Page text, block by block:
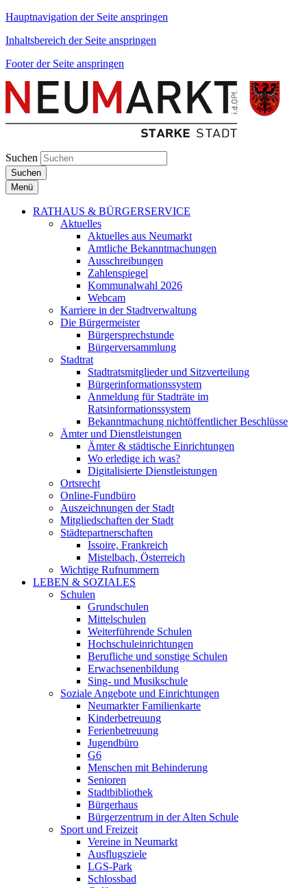
Hauptnavigation der Seite anspringen
Inhaltsbereich der Seite anspringen
Footer der Seite anspringen
Suchen
Suchen
Menü
RATHAUS & BÜRGERSERVICE
Aktuelles
Aktuelles aus Neumarkt
Amtliche Bekanntmachungen
Ausschreibungen
Zahlenspiegel
Kommunalwahl 2026
Webcam
Karriere in der Stadtverwaltung
Die Bürgermeister
Bürgersprechstunde
Bürgerversammlung
Stadtrat
Stadtratsmitglieder und Sitzverteilung
Bürgerinformationssystem
Anmeldung für Stadträte im
Ratsinformationssystem
Bekanntmachung nichtöffentlicher Beschlüsse
Ämter und Dienstleistungen
Ämter & städtische Einrichtungen
Wo erledige ich was?
Digitalisierte Dienstleistungen
Ortsrecht
Online-Fundbüro
Auszeichnungen der Stadt
Mitgliedschaften der Stadt
Städtepartnerschaften
Issoire, Frankreich
Mistelbach, Österreich
Wichtige Rufnummern
LEBEN & SOZIALES
Schulen
Grundschulen
Mittelschulen
Weiterführende Schulen
Hochschuleinrichtungen
Berufliche und sonstige Schulen
Erwachsenenbildung
Sing- und Musikschule
Soziale Angebote und Einrichtungen
Neumarkter Familienkarte
Kinderbetreuung
Ferienbetreuung
Jugendbüro
G6
Menschen mit Behinderung
Senioren
Stadtbibliothek
Bürgerhaus
Bürgerzentrum in der Alten Schule
Sport und Freizeit
Vereine in Neumarkt
Ausflugsziele
LGS-Park
Schlossbad